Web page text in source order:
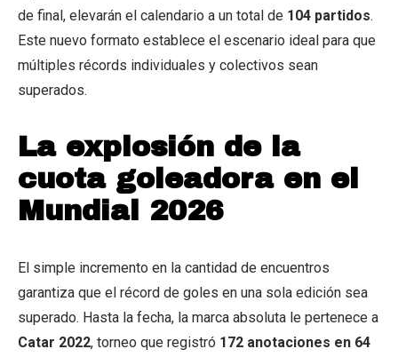
de final, elevarán el calendario a un total de 104 partidos.
Este nuevo formato establece el escenario ideal para que
múltiples récords individuales y colectivos sean
superados.
La explosión de la
cuota goleadora en el
Mundial 2026
El simple incremento en la cantidad de encuentros
garantiza que el récord de goles en una sola edición sea
superado. Hasta la fecha, la marca absoluta le pertenece a
Catar 2022, torneo que registró 172 anotaciones en 64